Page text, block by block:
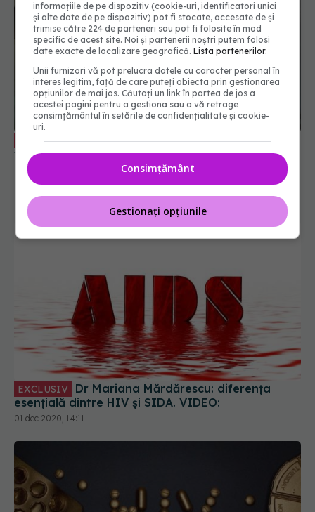
EXCLUSIV Dr Mariana Mărdărescu: Ce pași
trebuie parcurși dacă crezi că te-ai infectat cu
HIV
01 dec 2020, 14:29
EXCLUSIV
esențială dintre HIV și SIDA. VIDEO:
01 dec 2020, 14:11
informațiile de pe dispozitiv (cookie-uri, identificatori unici
și alte date de pe dispozitiv) pot fi stocate, accesate de și
trimise către 224 de parteneri sau pot fi folosite în mod
specific de acest site. Noi și partenerii noștri putem folosi
date exacte de localizare geografică.Lista partenerilor.
Unii furnizori vă pot prelucra datele cu caracter personal în
interes legitim, față de care puteți obiecta prin gestionarea
opțiunilor de mai jos. Căutați un link în partea de jos a
acestei pagini pentru a gestiona sau a vă retrage
consimțământul în setările de confidențialitate și cookie-
uri.
Consimțământ
Gestionați opțiunile